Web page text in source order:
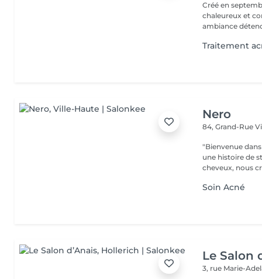
Créé en
chaleureux et
ambiance
Traitement
Nero
84, Grand-Rue
"Bienvenue
une histoire de
cheveux, nous
Soin Acné
Le Salon
3, rue Marie-